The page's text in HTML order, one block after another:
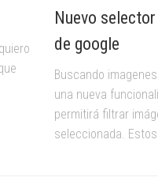
Nuevo
de google
Buscando
una nueva
permitirá filtrar
seleccionada.